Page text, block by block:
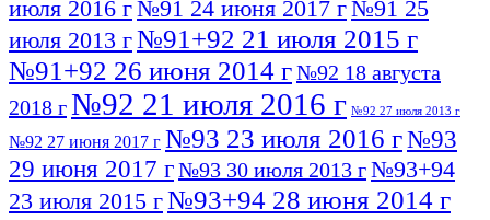
июля 2016 г№91 24 июня 2017 г№91 25
июля 2013 г№91+92 21 июля 2015 г
№91+92 26 июня 2014 г№92 18 августа
2018 г№92 21 июля 2016 г №92 27 июля 2013 г
№92 27 июня 2017 г №93 23 июля 2016 г№93
29 июня 2017 г№93 30 июля 2013 г№93+94
23 июля 2015 г№93+94 28 июня 2014 г